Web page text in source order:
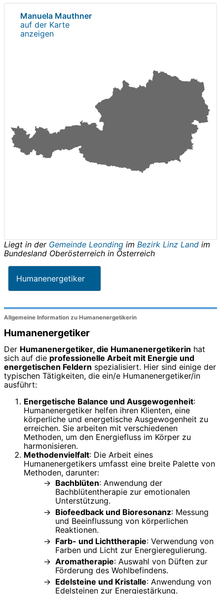
Manuela Mauthner
auf der Karte
anzeigen
Liegt in der Gemeinde Leonding im Bezirk Linz Land im
Bundesland Oberösterreich in Österreich
Humanenergetiker
Allgemeine Information zu Humanenergetikerin
Humanenergetiker
Der Humanenergetiker, die Humanenergetikerin hat
sich auf die professionelle Arbeit mit Energie und
energetischen Feldern spezialisiert. Hier sind einige der
typischen Tätigkeiten, die ein/e Humanenergetiker/in
ausführt:
Energetische Balance und Ausgewogenheit:
Humanenergetiker helfen ihren Klienten, eine
körperliche und energetische Ausgewogenheit zu
erreichen. Sie arbeiten mit verschiedenen
Methoden, um den Energiefluss im Körper zu
harmonisieren.
Methodenvielfalt: Die Arbeit eines
Humanenergetikers umfasst eine breite Palette von
Methoden, darunter:
Bachblüten: Anwendung der
Bachblütentherapie zur emotionalen
Unterstützung.
Biofeedback und Bioresonanz: Messung
und Beeinflussung von körperlichen
Reaktionen.
Farb- und Lichttherapie: Verwendung von
Farben und Licht zur Energieregulierung.
Aromatherapie: Auswahl von Düften zur
Förderung des Wohlbefindens.
Edelsteine und Kristalle: Anwendung von
Edelsteinen zur Energiestärkung.